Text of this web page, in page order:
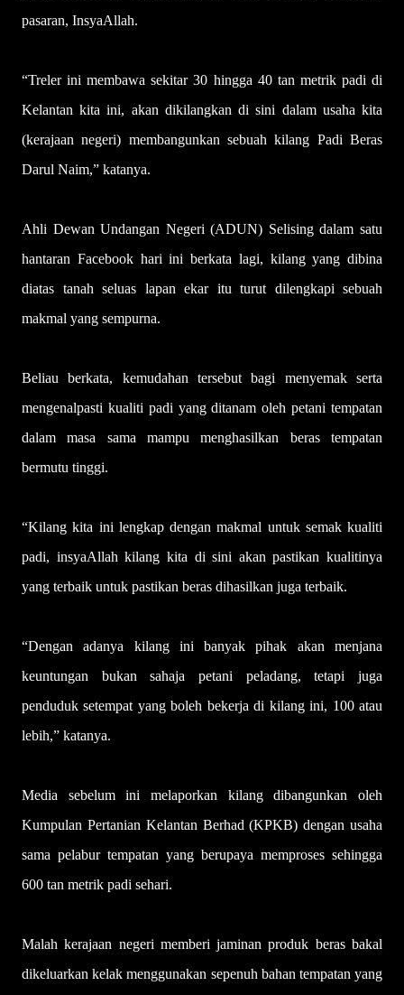
pasaran, InsyaAllah.
“Treler ini membawa sekitar 30 hingga 40 tan metrik padi di
Kelantan kita ini, akan dikilangkan di sini dalam usaha kita
(kerajaan negeri) membangunkan sebuah kilang Padi Beras
Darul Naim,” katanya.
Ahli Dewan Undangan Negeri (ADUN) Selising dalam satu
hantaran Facebook hari ini berkata lagi, kilang yang dibina
diatas tanah seluas lapan ekar itu turut dilengkapi sebuah
makmal yang sempurna.
Beliau berkata, kemudahan tersebut bagi menyemak serta
mengenalpasti kualiti padi yang ditanam oleh petani tempatan
dalam masa sama mampu menghasilkan beras tempatan
bermutu tinggi.
“Kilang kita ini lengkap dengan makmal untuk semak kualiti
padi, insyaAllah kilang kita di sini akan pastikan kualitinya
yang terbaik untuk pastikan beras dihasilkan juga terbaik.
“Dengan adanya kilang ini banyak pihak akan menjana
keuntungan bukan sahaja petani peladang, tetapi juga
penduduk setempat yang boleh bekerja di kilang ini, 100 atau
lebih,” katanya.
Media sebelum ini melaporkan kilang dibangunkan oleh
Kumpulan Pertanian Kelantan Berhad (KPKB) dengan usaha
sama pelabur tempatan yang berupaya memproses sehingga
600 tan metrik padi sehari.
Malah kerajaan negeri memberi jaminan produk beras bakal
dikeluarkan kelak menggunakan sepenuh bahan tempatan yang